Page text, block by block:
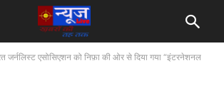
जर्नलिस्ट एसोसिएशन को निफ़ा की ओर से दिया गया “इंटरनेशनल